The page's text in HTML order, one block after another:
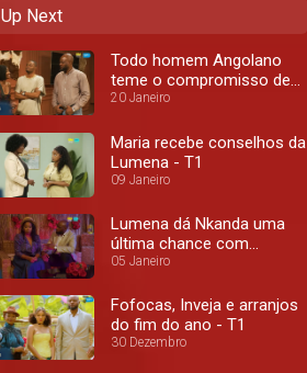
Up Next
Todo homem Angolano
teme o compromisso de
uma relação - T1
20 Janeiro
Maria recebe conselhos da
Lumena - T1
09 Janeiro
Lumena dá Nkanda uma
última chance com
ultimatos - T1
05 Janeiro
Fofocas, Inveja e arranjos
do fim do ano - T1
30 Dezembro